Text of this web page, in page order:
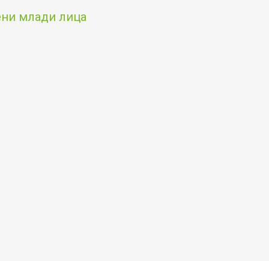
млади лица